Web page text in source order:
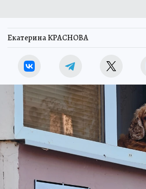
Екатерина КРАСНОВА